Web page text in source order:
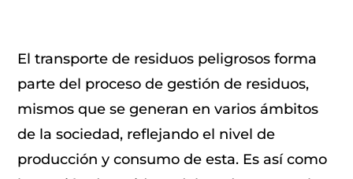
El transporte de residuos peligrosos forma
parte del proceso de gestión de residuos,
mismos que se generan en varios ámbitos
de la sociedad, reflejando el nivel de
producción y consumo de esta. Es así como